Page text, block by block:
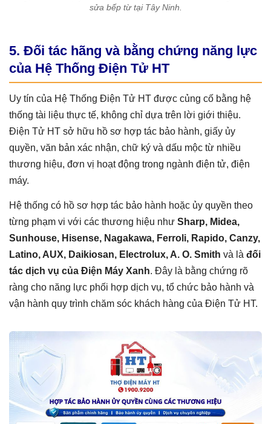
sửa bếp từ tại Tây Ninh.
5. Đối tác hãng và bằng chứng năng lực
của Hệ Thống Điện Tử HT
Uy tín của Hệ Thống Điện Tử HT được củng cố bằng hệ
thống tài liệu thực tế, không chỉ dựa trên lời giới thiệu.
Điện Tử HT sở hữu hồ sơ hợp tác bảo hành, giấy ủy
quyền, văn bản xác nhận, chữ ký và dấu mộc từ nhiều
thương hiệu, đơn vị hoạt động trong ngành điện tử, điện
máy.
Hệ thống có hồ sơ hợp tác bảo hành hoặc ủy quyền theo
từng phạm vi với các thương hiệu như Sharp, Midea,
Sunhouse, Hisense, Nagakawa, Ferroli, Rapido, Canzy,
Latino, AUX, Daikiosan, Electrolux, A. O. Smith và là đối
tác dịch vụ của Điện Máy Xanh. Đây là bằng chứng rõ
ràng cho năng lực phối hợp dịch vụ, tổ chức bảo hành và
vận hành quy trình chăm sóc khách hàng của Điện Tử HT.